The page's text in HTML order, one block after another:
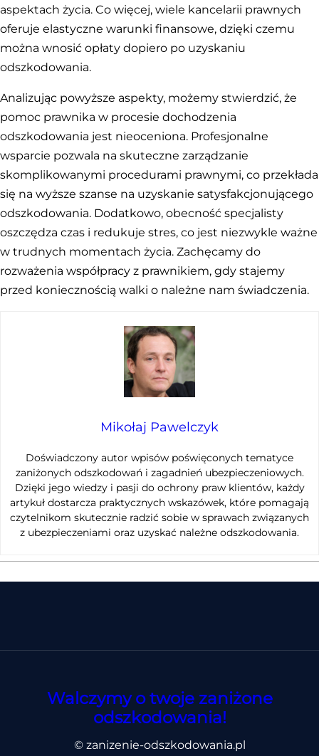
aspektach życia. Co więcej, wiele kancelarii prawnych
oferuje elastyczne warunki finansowe, dzięki czemu
można wnosić opłaty dopiero po uzyskaniu
odszkodowania.
Analizując powyższe aspekty, możemy stwierdzić, że
pomoc prawnika w procesie dochodzenia
odszkodowania jest nieoceniona. Profesjonalne
wsparcie pozwala na skuteczne zarządzanie
skomplikowanymi procedurami prawnymi, co przekłada
się na wyższe szanse na uzyskanie satysfakcjonującego
odszkodowania. Dodatkowo, obecność specjalisty
oszczędza czas i redukuje stres, co jest niezwykle ważne
w trudnych momentach życia. Zachęcamy do
rozważenia współpracy z prawnikiem, gdy stajemy
przed koniecznością walki o należne nam świadczenia.
Mikołaj Pawelczyk
Doświadczony autor wpisów poświęconych tematyce
zaniżonych odszkodowań i zagadnień ubezpieczeniowych.
Dzięki jego wiedzy i pasji do ochrony praw klientów, każdy
artykuł dostarcza praktycznych wskazówek, które pomagają
czytelnikom skutecznie radzić sobie w sprawach związanych
z ubezpieczeniami oraz uzyskać należne odszkodowania.
Walczymy o twoje zaniżone
odszkodowania!
© zanizenie-odszkodowania.pl